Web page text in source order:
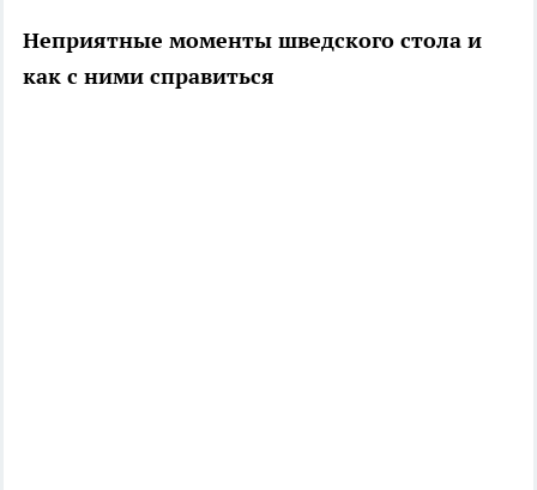
Неприятные моменты шведского стола и
как с ними справиться